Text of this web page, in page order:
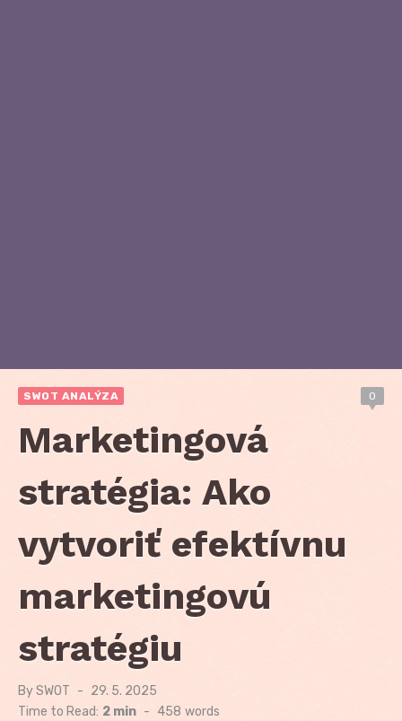
SWOT ANALÝZA 0
Marketingová
stratégia: Ako
vytvoriť efektívnu
marketingovú
stratégiu
BySWOT
Posted
on
29. 5. 2025
Time to Read: 2 min - 458 words